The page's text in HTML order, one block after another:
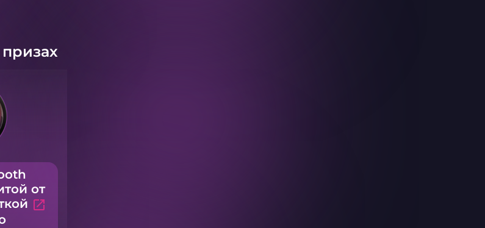
от
open_in_new